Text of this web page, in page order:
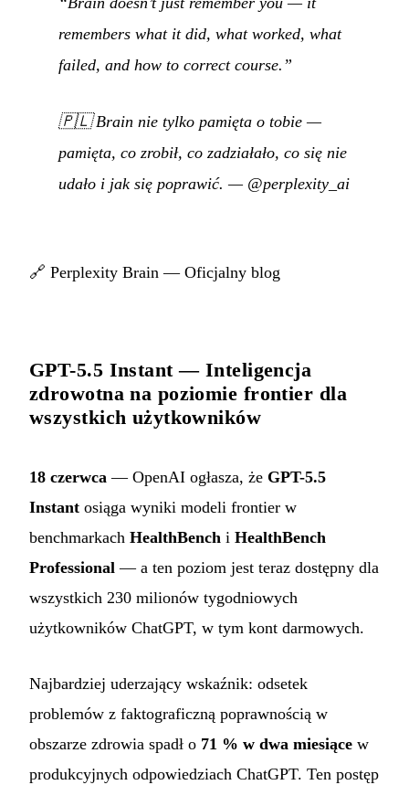
remembers what it did, what worked, what
failed, and how to correct course.”
🇵🇱Brain nie tylko pamięta o tobie —
pamięta, co zrobił, co zadziałało, co się nie
udało i jak się poprawić. — @perplexity_ai
🔗 Perplexity Brain — Oficjalny blog
GPT-5.5 Instant — Inteligencja
zdrowotna na poziomie frontier dla
wszystkich użytkowników
18 czerwca — OpenAI ogłasza, że GPT-5.5
Instant osiąga wyniki modeli frontier w
benchmarkach HealthBench i HealthBench
Professional — a ten poziom jest teraz dostępny dla
wszystkich 230 milionów tygodniowych
użytkowników ChatGPT, w tym kont darmowych.
Najbardziej uderzający wskaźnik: odsetek
problemów z faktograficzną poprawnością w
obszarze zdrowia spadł o 71 % w dwa miesiące w
produkcyjnych odpowiedziach ChatGPT. Ten postęp